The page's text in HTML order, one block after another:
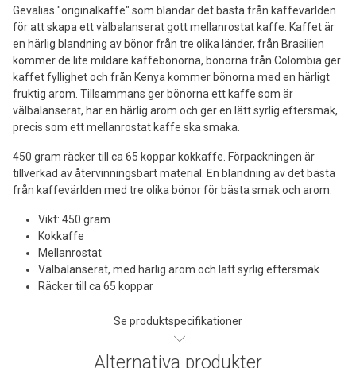
Gevalias "originalkaffe" som blandar det bästa från kaffevärlden
för att skapa ett välbalanserat gott mellanrostat kaffe. Kaffet är
en härlig blandning av bönor från tre olika länder, från Brasilien
kommer de lite mildare kaffebönorna, bönorna från Colombia ger
kaffet fyllighet och från Kenya kommer bönorna med en härligt
fruktig arom. Tillsammans ger bönorna ett kaffe som är
välbalanserat, har en härlig arom och ger en lätt syrlig eftersmak,
precis som ett mellanrostat kaffe ska smaka.
450 gram räcker till ca 65 koppar kokkaffe. Förpackningen är
tillverkad av återvinningsbart material. En blandning av det bästa
från kaffevärlden med tre olika bönor för bästa smak och arom.
Vikt: 450 gram
Kokkaffe
Mellanrostat
Välbalanserat, med härlig arom och lätt syrlig eftersmak
Räcker till ca 65 koppar
Se produktspecifikationer
Alternativa produkter